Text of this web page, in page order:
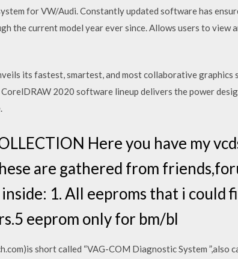
for VW/Audi. Constantly updated software has
the current model year ever since. Allows users to
its fastest, smartest, and most collaborative graphics
CorelDRAW 2020 software lineup delivers the power
Here you have my
are gathered from
1. All eeproms that i could
eeprom only for bm/bl
short called “VAG-COM Diagnostic System